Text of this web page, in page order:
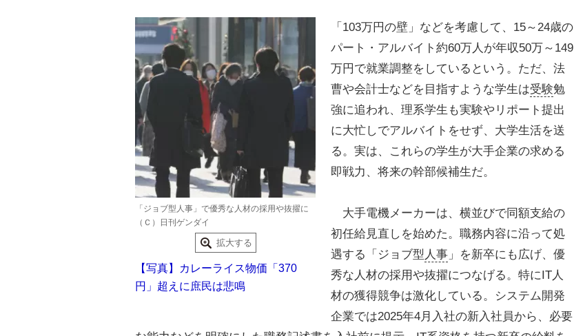
「ジョブ型人事」で優秀な人材の採用や抜擢に
（Ｃ）日刊ゲンダイ
拡大する
【写真】カレーライス物価「370
円」超えに庶民は悲鳴
「103万円の壁」などを考慮して、15～24歳の
パート・アルバイト約60万人が年収50万～149
万円で就業調整をしているという。ただ、法
曹や会計士などを目指すような学生は受験勉
強に追われ、理系学生も実験やリポート提出
に大忙しでアルバイトをせず、大学生活を送
る。実は、これらの学生が大手企業の求める
即戦力、将来の幹部候補生だ。
大手電機メーカーは、横並びで同額支給の
初任給見直しを始めた。職務内容に沿って処
遇する「ジョブ型 人事 」を新卒にも広げ、優
秀な人材の採用や抜擢につなげる。特にIT人
材の獲得競争は激化している。システム開発
企業では2025年4月入社の新入社員から、必要